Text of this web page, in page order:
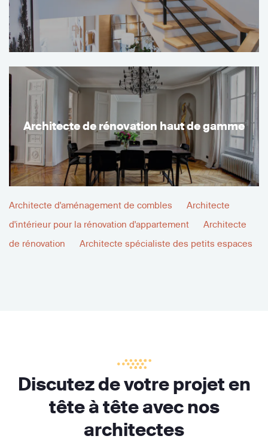
Architecte de rénovation haut de gamme
Architecte d'aménagement de combles
Architecte
d'intérieur pour la rénovation d'appartement
Architecte
de rénovation
Architecte spécialiste des petits espaces
Discutez de votre projet en
tête à tête avec nos
architectes